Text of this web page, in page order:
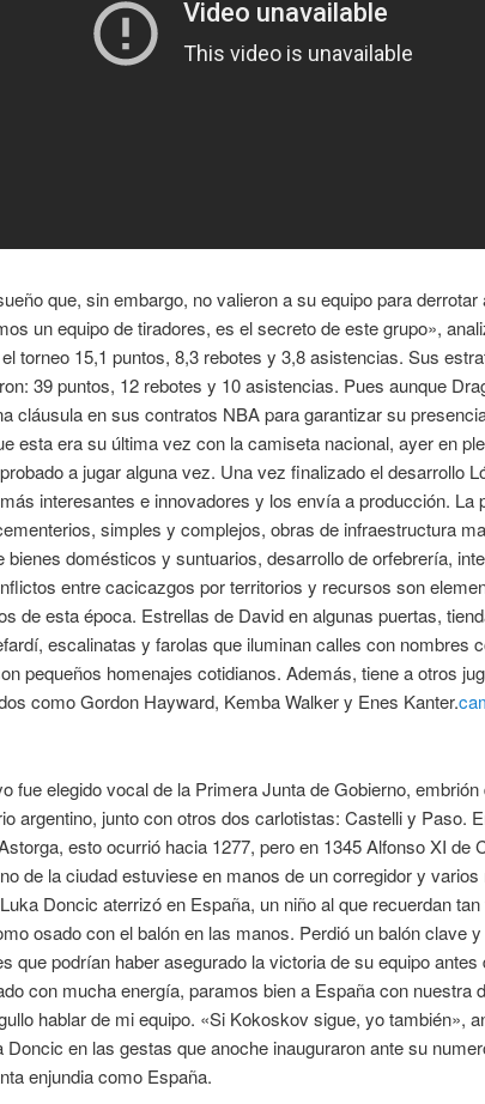
que, sin embargo, no valieron a su equipo para derrotar
un equipo de tiradores, es el secreto de este grupo»,
torneo 15,1 puntos, 8,3 rebotes y 3,8 asistencias. Sus
39 puntos, 12 rebotes y 10 asistencias. Pues aunque
cláusula en sus contratos NBA para garantizar su
esta era su última vez con la camiseta nacional, ayer en
a jugar alguna vez. Una vez finalizado el desarrollo
interesantes e innovadores y los envía a producción. La
simples y complejos, obras de infraestructura
bienes domésticos y suntuarios, desarrollo de orfebrería,
entre cacicazgos por territorios y recursos son
de esta época. Estrellas de David en algunas puertas,
escalinatas y farolas que iluminan calles con nombres
pequeños homenajes cotidianos. Además, tiene a otros
como Gordon Hayward, Kemba Walker y Enes Kanter.
fue elegido vocal de la Primera Junta de Gobierno, embrión
argentino, junto con otros dos carlotistas: Castelli y Paso.
esto ocurrió hacia 1277, pero en 1345 Alfonso XI de
de la ciudad estuviese en manos de un corregidor y
Doncic aterrizó en España, un niño al que recuerdan
osado con el balón en las manos. Perdió un balón clave
que podrían haber asegurado la victoria de su equipo antes
con mucha energía, paramos bien a España con nuestra
hablar de mi equipo. «Si Kokoskov sigue, yo también»,
Doncic en las gestas que anoche inauguraron ante su
enjundia como España.